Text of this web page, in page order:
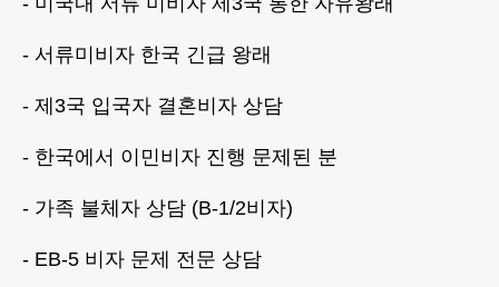
- 서류미비자 한국 긴급 왕래
- 제3국 입국자 결혼비자 상담
- 한국에서 이민비자 진행 문제된 분
- 가족 불체자 상담 (B-1/2비자)
- EB-5 비자 문제 전문 상담